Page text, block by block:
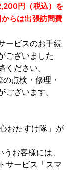
円（税込）を
らは出張訪問費
ービスのお手続
ございました
ださい。
点検・修理・
ざいます。
おたすけ隊」が
お客様には、
サービス「スマ